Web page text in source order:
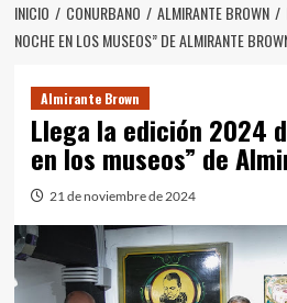
INICIO CONURBANO ALMIRANTE BROWN
NOCHE EN LOS MUSEOS” DE ALMIRANTE
Almirante Brown
Llega la edición 2024
en los museos” de
21 de noviembre de 2024